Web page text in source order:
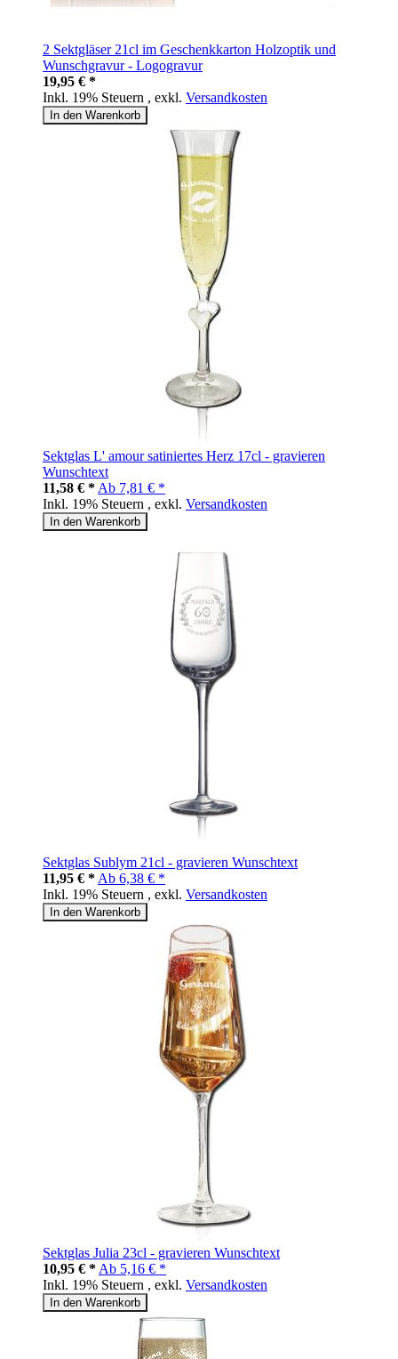
2 Sektgläser 21cl im Geschenkkarton Holzoptik und
Wunschgravur - Logogravur
19,95 € *
Inkl. 19% Steuern , exkl. Versandkosten
In den Warenkorb
Sektglas L' amour satiniertes Herz 17cl - gravieren
Wunschtext
11,58 € * Ab 7,81 € *
Inkl. 19% Steuern , exkl. Versandkosten
In den Warenkorb
Sektglas Sublym 21cl - gravieren Wunschtext
11,95 € * Ab 6,38 € *
Inkl. 19% Steuern , exkl. Versandkosten
In den Warenkorb
Sektglas Julia 23cl - gravieren Wunschtext
10,95 € * Ab 5,16 € *
Inkl. 19% Steuern , exkl. Versandkosten
In den Warenkorb